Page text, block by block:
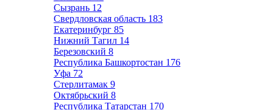
Сызрань 12
Свердловская область 183
Екатеринбург 85
Нижний Тагил 14
Березовский 8
Республика Башкортостан 176
Уфа 72
Стерлитамак 9
Октябрьский 8
Республика Татарстан 170